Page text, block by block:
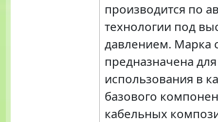
производится по
технологии под
давлением. Марка
предназначена для
использования в
базового
кабельных